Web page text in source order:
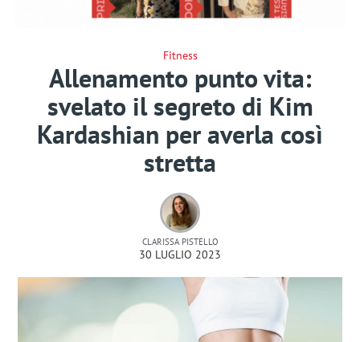
Fitness
Allenamento punto vita:
svelato il segreto di Kim
Kardashian per averla così
stretta
CLARISSA PISTELLO
30 LUGLIO 2023